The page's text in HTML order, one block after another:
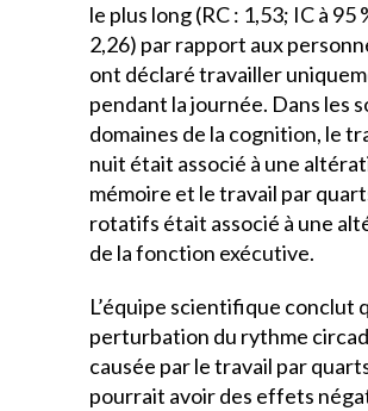
le plus long (RC : 1,53; IC à 95
2,26) par rapport aux
ont déclaré travailler
pendant la journée. Dans les
domaines de la cognition, le
nuit était associé à une
mémoire et le travail par
rotatifs était associé à une
de la fonction exécutive.
L’équipe scientifique conclut
perturbation du rythme
causée par le travail par
pourrait avoir des effets